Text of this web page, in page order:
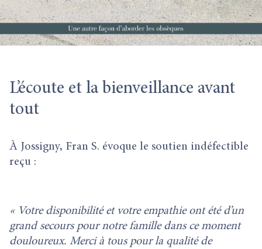
L’écoute et la bienveillance avant
tout
À Jossigny, Fran S. évoque le soutien indéfectible
reçu :
« Votre disponibilité et votre empathie ont été d’un
grand secours pour notre famille dans ce moment
douloureux. Merci à tous pour la qualité de